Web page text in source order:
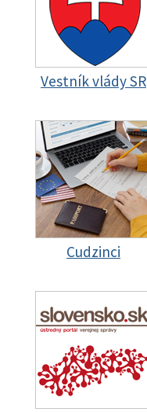
Vestník vlády SR
Cudzinci